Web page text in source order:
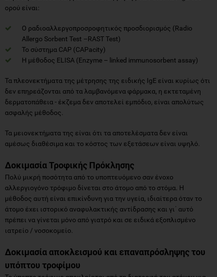
ορού είναι:
Ο ραδιοαλλεργοπροσροφητικός προσδιορισμός (Radio
Allergo Sorbent Test –RAST Test)
Το σύστημα CAP (CAPacity)
Η μέθοδος ELISA (Enzyme – linked immunosorbent assay)
Τα πλεονεκτήματα της μέτρησης της ειδικής IgE είναι κυρίως ότι
δεν επηρεάζονται από τα λαμβανόμενα φάρμακα, η εκτεταμένη
δερματοπάθεια - έκζεμα δεν αποτελεί εμπόδιο, είναι απολύτως
ασφαλής μέθοδος.
Τα μειονεκτήματα της είναι ότι τα αποτελέσματα δεν είναι
αμέσως διαθέσιμα και το κόστος των εξετάσεων είναι υψηλό.
Δοκιμασία Τροφικής Πρόκλησης
Πολύ μικρή ποσότητα από το υποπτευόμενο σαν ένοχο
αλλεργιογόνο τρόφιμο δίνεται στο άτομο από το στόμα. Η
μέθοδος αυτή είναι επικίνδυνη για την υγεία, ιδιαίτερα όταν το
άτομο έχει ιστορικό αναφυλακτικής αντίδρασης και γι΄ αυτό
πρέπει να γίνεται μόνο από γιατρό και σε ειδικά εξοπλισμένο
ιατρείο / νοσοκομείο.
Δοκιμασία αποκλεισμού και επαναπρόσληψης του
υπόπτου τροφίμου